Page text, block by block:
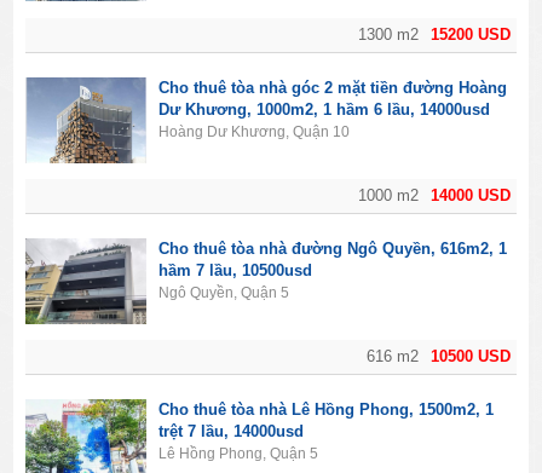
15200 USD
1300 m2
14000 USD
1000 m2
Cho thuê tòa nhà góc 2 mặt tiền đường Hoàng
Dư Khương, 1000m2, 1 hầm 6 lầu, 14000usd
Hoàng Dư Khương, Quận 10
10500 USD
616 m2
Cho thuê tòa nhà đường Ngô Quyền, 616m2, 1
hầm 7 lầu, 10500usd
Ngô Quyền, Quận 5
Cho thuê tòa nhà Lê Hồng Phong, 1500m2, 1
trệt 7 lầu, 14000usd
Lê Hồng Phong, Quận 5